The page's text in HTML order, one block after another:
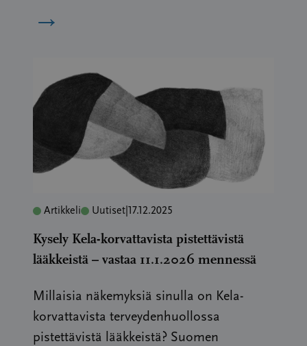
→
Artikkeli Uutiset 17.12.2025
Kysely Kela-korvattavista pistettävistä
lääkkeistä – vastaa 11.1.2026 mennessä
Millaisia näkemyksiä sinulla on Kela-
korvattavista terveydenhuollossa
pistettävistä lääkkeistä? Suomen